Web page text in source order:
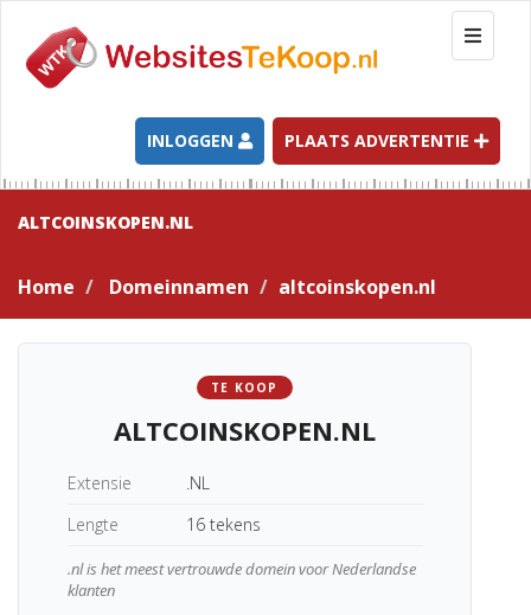
T
o
g
l
e
n
a
t
INLOGGEN PLAATS ADVERTENTIE
ALTCOINSKOPEN.NL
Home Domeinnamen altcoinskopen.nl
TE KOOP
ALTCOINSKOPEN.NL
Extensie
.NL
Lengte
16 tekens
.nl is het meest vertrouwde domein voor Nederlandse
klanten